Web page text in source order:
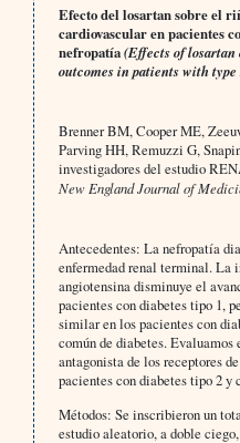
Efecto del losartan sobre el
cardiovascular en pacientes
nefropatía(Effects of
outcomes in patients with
Brenner BM, Cooper ME,
Parving HH, Remuzzi G,
investigadores del estudio
New England Journal of
Antecedentes: La nefropatía
enfermedad renal terminal. La
angiotensina disminuye el
pacientes con diabetes tipo 1,
similar en los pacientes con
común de diabetes.
antagonista de los receptores
pacientes con diabetes tipo 2 y
Métodos: Se inscribieron un
estudio aleatorio, a doble